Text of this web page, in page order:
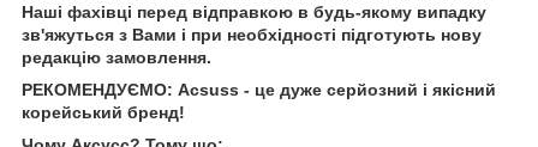
Наші фахівці перед відправкою в будь-якому випадку
зв'яжуться з Вами і при необхідності підготують нову
редакцію замовлення.
РЕКОМЕНДУЄМО: Acsuss - це дуже серйозний і якісний
корейський бренд!